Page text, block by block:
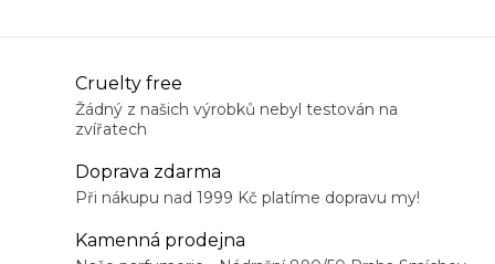
Cruelty free
Žádný z našich výrobků nebyl testován na
zvířatech
Doprava zdarma
Při nákupu nad 1999 Kč platíme dopravu my!
Kamenná prodejna